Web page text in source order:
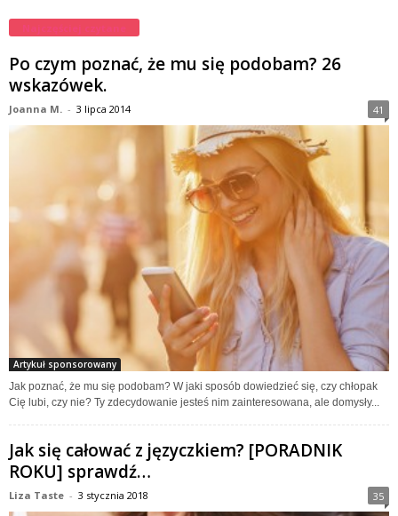
Najczęściej czytane
Po czym poznać, że mu się podobam? 26
wskazówek.
Joanna M. - 3 lipca 2014 41
Artykuł sponsorowany
Jak poznać, że mu się podobam? W jaki sposób dowiedzieć się, czy chłopak
Cię lubi, czy nie? Ty zdecydowanie jesteś nim zainteresowana, ale domysły...
Jak się całować z języczkiem? [PORADNIK
ROKU] sprawdź…
Liza Taste - 3 stycznia 2018 35